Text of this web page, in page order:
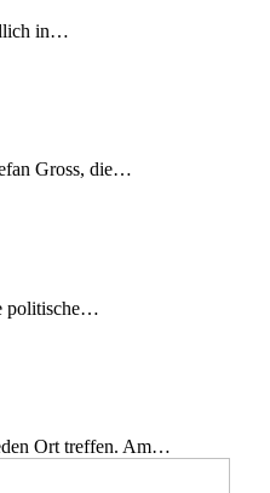
in…
Gross, die…
politische…
Ort treffen. Am…